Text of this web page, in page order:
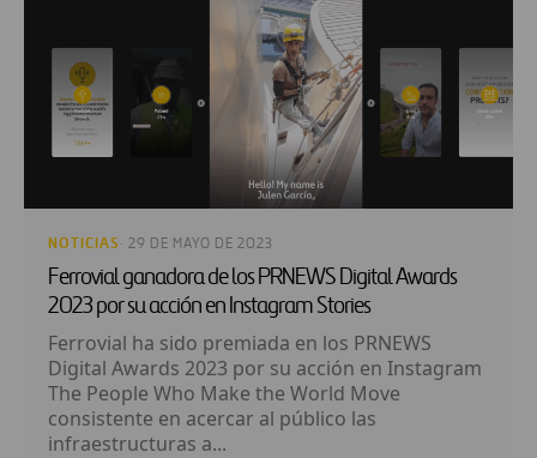
NOTICIAS · 29 DE MAYO DE 2023
Ferrovial ganadora de los PRNEWS Digital Awards
2023 por su acción en Instagram Stories
Ferrovial ha sido premiada en los PRNEWS
Digital Awards 2023 por su acción en Instagram
The People Who Make the World Move
consistente en acercar al público las
infraestructuras a...